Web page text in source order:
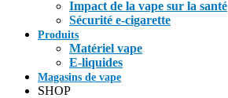
Impact de la vape sur la santé
Sécurité e-cigarette
Produits
Matériel vape
E-liquides
Magasins de vape
SHOP